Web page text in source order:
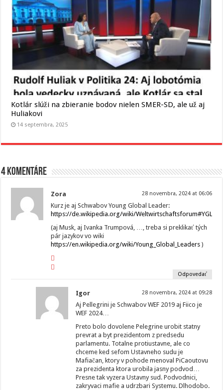
Kotlár slúži na zbieranie bodov nielen SMER-SD, ale už aj
Huliakovi
14 septembra, 2025
4 komentáre
Zora 28 novembra, 2024 at 06:06
Kurz je aj Schwabov Young Global Leader:
https://de.wikipedia.org/wiki/Weltwirtschaftsforum#YGL
(aj Musk, aj Ivanka Trumpová, …, treba si preklikať tých
pár jazykov vo wiki
https://en.wikipedia.org/wiki/Young_Global_Leaders )
Odpovedať
Igor 28 novembra, 2024 at 09:28
Aj Pellegrini je Schwabov WEF 2019 aj Fiico je
WEF 2024…
Preto bolo dovolene Pelegrine urobit statny
prevrat a byt prezidentom z predsedu
parlamentu. Totalne protiustavne, ale co
chceme ked sefom Ustavneho sudu je
Mafiačan, ktory v pohode menoval PiCaoutovu
za prezidenta ktora urobila jasny podvod…
Presne tak vyzera Ustavny sud. Podvodnici,
zakryvaci mafie a udrzbari Systemu. Dlhodobo.